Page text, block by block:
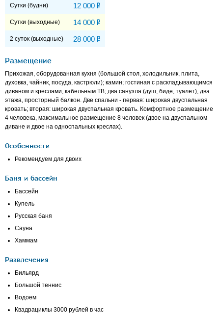
Сутки (будни) 12 000 Р
Сутки (выходные) 14 000 Р
2 суток (выходные) 28 000 Р
Размещение
Прихожая, оборудованная кухня (большой стол, холодильник, плита,
духовка, чайник, посуда, кастрюли); камин; гостиная с раскладывающимся
диваном и креслами, кабельным ТВ; два санузла (душ, биде, туалет), два
этажа, просторный балкон. Две спальни - первая: широкая двуспальная
кровать; вторая: широкая двуспальная кровать. Комфортное размещение
4 человека, максимальное размещение 8 человек (двое на двуспальном
диване и двое на односпальных креслах).
Особенности
Рекомендуем для двоих
Баня и бассейн
Бассейн
Купель
Русская баня
Сауна
Хаммам
Развлечения
Бильярд
Большой теннис
Водоем
Квадрациклы 3000 рублей в час